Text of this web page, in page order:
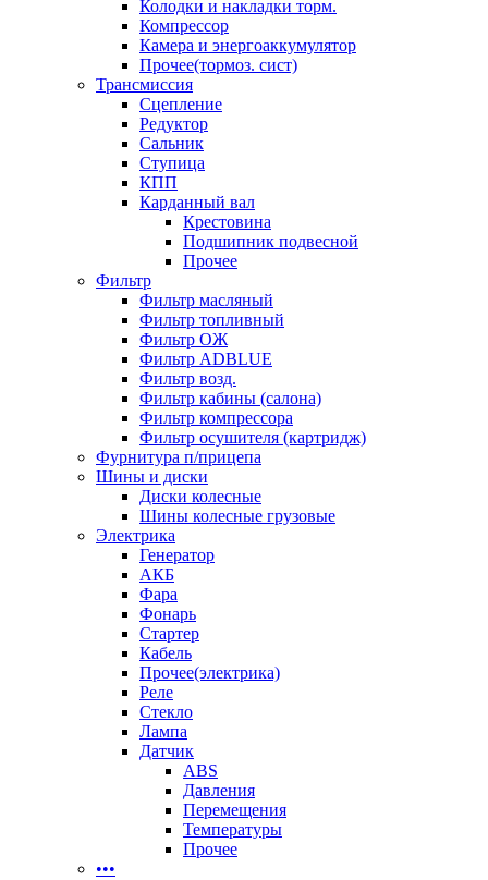
Колодки и накладки торм.
Компрессор
Камера и энергоаккумулятор
Прочее(тормоз. сист)
Трансмиссия
Сцепление
Редуктор
Сальник
Ступица
КПП
Карданный вал
Крестовина
Подшипник подвесной
Прочее
Фильтр
Фильтр масляный
Фильтр топливный
Фильтр ОЖ
Фильтр ADBLUE
Фильтр возд.
Фильтр кабины (салона)
Фильтр компрессора
Фильтр осушителя (картридж)
Фурнитура п/прицепа
Шины и диски
Диски колесные
Шины колесные грузовые
Электрика
Генератор
АКБ
Фара
Фонарь
Стартер
Кабель
Прочее(электрика)
Реле
Стекло
Лампа
Датчик
ABS
Давления
Перемещения
Температуры
Прочее
•••